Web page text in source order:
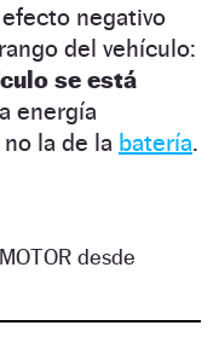
negativo
del vehículo:
se está
energía
la de la batería.
desde